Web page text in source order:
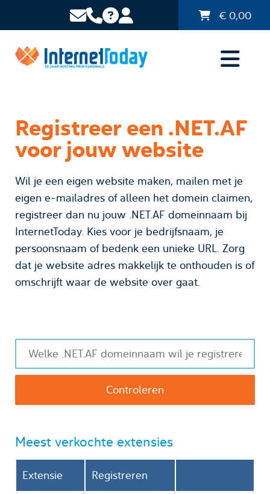
€ 0,00
Registreer een .NET.AF
voor jouw website
Wil je een eigen website maken, mailen met je
eigen e-mailadres of alleen het domein claimen,
registreer dan nu jouw .NET.AF domeinnaam bij
InternetToday. Kies voor je bedrijfsnaam, je
persoonsnaam of bedenk een unieke URL. Zorg
dat je website adres makkelijk te onthouden is of
omschrijft waar de website over gaat.
Meest verkochte extensies
Extensie Registreren